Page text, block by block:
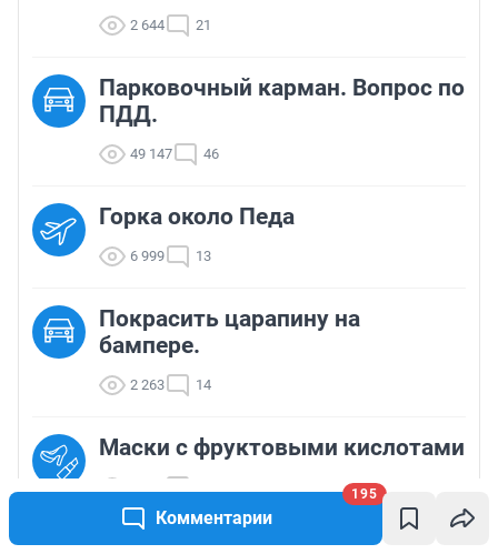
Комментарии
195
2 644 21
Парковочный карман. Вопрос по
ПДД.
49 147 46
Горка около Педа
6 999 13
Покрасить царапину на
бампере.
2 263 14
Маски с фруктовыми кислотами